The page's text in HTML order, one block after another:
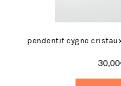
pendentif cygne
30,00